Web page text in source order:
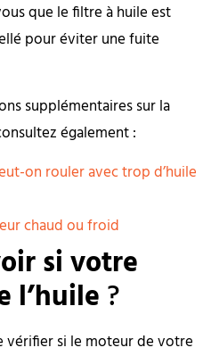
que le filtre à huile est
pour éviter une fuite
supplémentaires sur la
également :
on rouler avec trop d’huile
chaud ou froid
si votre
l’huile?
vérifier si le moteur de votre